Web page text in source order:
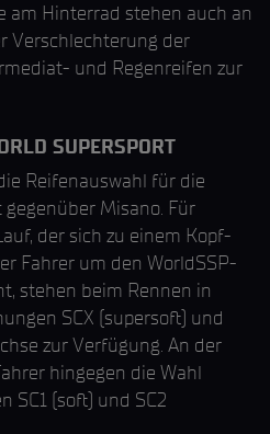
am Hinterrad stehen auch an
Verschlechterung der
und Regenreifen zur
SUPERSPORT
Reifenauswahl für die
Misano. Für
der sich zu einem Kopf-
Fahrer um den WorldSSP-
stehen beim Rennen in
SCX (supersoft) und
zur Verfügung. An der
hingegen die Wahl
SC1 (soft) und SC2